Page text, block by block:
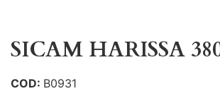
SICAM HARISSA
COD: B0931